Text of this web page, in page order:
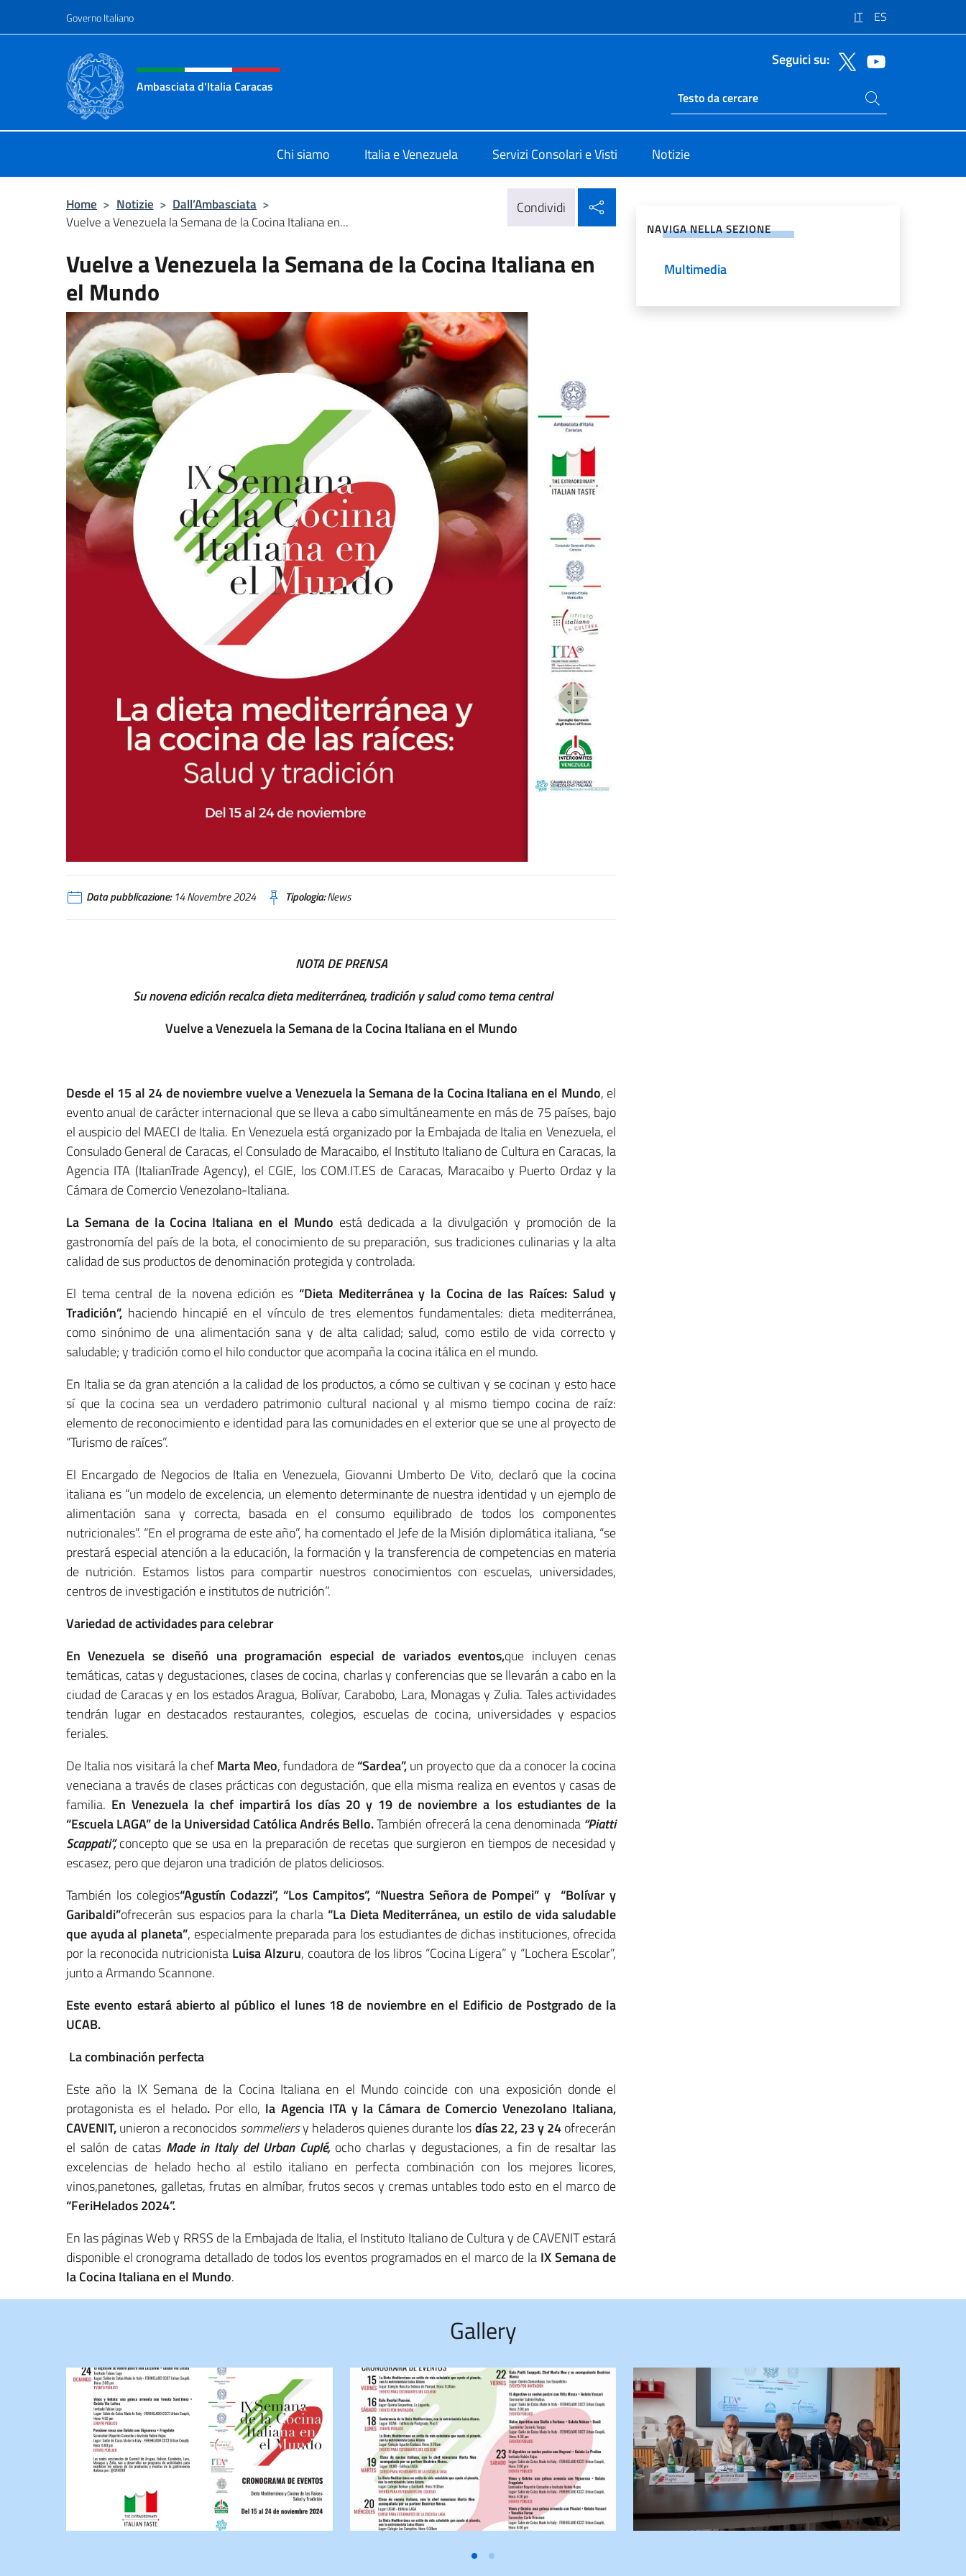
Governo Italiano IT ES
Intestazione sito, social e menù
Ambasciata d'Italia Caracas
Seguici su:
Ricerca sito live
Cerca nel sito
Chi siamo Italia e Venezuela Servizi Consolari e Visti Notizie
Home > Notizie > Dall’Ambasciata >
Vuelve a Venezuela la Semana de la Cocina Italiana en...
Condividi
Vuelve a Venezuela la Semana de la Cocina Italiana en
el Mundo
Data pubblicazione:14 Novembre 2024 Tipologia:News
NOTA DE PRENSA
Su novena edición recalca dieta mediterránea, tradición y salud como tema central
Vuelve a Venezuela la Semana de la Cocina Italiana en el Mundo
Desde el 15 al 24 de noviembre vuelve a Venezuela la Semana de la Cocina Italiana en el Mundo, el
evento anual de carácter internacional que se lleva a cabo simultáneamente en más de 75 países, bajo
el auspicio del MAECI de Italia. En Venezuela está organizado por la Embajada de Italia en Venezuela, el
Consulado General de Caracas, el Consulado de Maracaibo, el Instituto Italiano de Cultura en Caracas, la
Agencia ITA (ItalianTrade Agency), el CGIE, los COM.IT.ES de Caracas, Maracaibo y Puerto Ordaz y la
Cámara de Comercio Venezolano-Italiana.
La Semana de la Cocina Italiana en el Mundo está dedicada a la divulgación y promoción de la
gastronomía del país de la bota, el conocimiento de su preparación, sus tradiciones culinarias y la alta
calidad de sus productos de denominación protegida y controlada.
El tema central de la novena edición es “Dieta Mediterránea y la Cocina de las Raíces: Salud y
Tradición”, haciendo hincapié en el vínculo de tres elementos fundamentales: dieta mediterránea,
como sinónimo de una alimentación sana y de alta calidad; salud, como estilo de vida correcto y
saludable; y tradición como el hilo conductor que acompaña la cocina itálica en el mundo.
En Italia se da gran atención a la calidad de los productos, a cómo se cultivan y se cocinan y esto hace
sí que la cocina sea un verdadero patrimonio cultural nacional y al mismo tiempo cocina de raíz:
elemento de reconocimiento e identidad para las comunidades en el exterior que se une al proyecto de
“Turismo de raíces”.
El Encargado de Negocios de Italia en Venezuela, Giovanni Umberto De Vito, declaró que la cocina
italiana es “un modelo de excelencia, un elemento determinante de nuestra identidad y un ejemplo de
alimentación sana y correcta, basada en el consumo equilibrado de todos los componentes
nutricionales”. “En el programa de este año”, ha comentado el Jefe de la Misión diplomática italiana, “se
prestará especial atención a la educación, la formación y la transferencia de competencias en materia
de nutrición. Estamos listos para compartir nuestros conocimientos con escuelas, universidades,
centros de investigación e institutos de nutrición”.
Variedad de actividades para celebrar
En Venezuela se diseñó una programación especial de variados eventos,que incluyen cenas
temáticas, catas y degustaciones, clases de cocina, charlas y conferencias que se llevarán a cabo en la
ciudad de Caracas y en los estados Aragua, Bolívar, Carabobo, Lara, Monagas y Zulia. Tales actividades
tendrán lugar en destacados restaurantes, colegios, escuelas de cocina, universidades y espacios
feriales.
De Italia nos visitará la chefMarta Meo, fundadora de“Sardea”,un proyecto que da a conocer la cocina
veneciana a través de clases prácticas con degustación, que ella misma realiza en eventos y casas de
familia. En Venezuela la chef impartirá los días 20 y 19 de noviembre a los estudiantes de la
“Escuela LAGA” de la Universidad Católica Andrés Bello.También ofrecerá la cena denominada “Piatti
Scappati”,concepto que se usa en la preparación de recetas que surgieron en tiempos de necesidad y
escasez, pero que dejaron una tradición de platos deliciosos.
También los colegios“Agustín Codazzi”, “Los Campitos”, “Nuestra Señora de Pompei” y “Bolívar y
Garibaldi”ofrecerán sus espacios para la charla “La Dieta Mediterránea, un estilo de vida saludable
que ayuda al planeta”, especialmente preparada para los estudiantes de dichas instituciones, ofrecida
por la reconocida nutricionista Luisa Alzuru, coautora de los libros “Cocina Ligera” y “Lochera Escolar”,
junto a Armando Scannone.
Este evento estará abierto al público el lunes 18 de noviembre en el Edificio de Postgrado de la
UCAB.
La combinación perfecta
Este año la IX Semana de la Cocina Italiana en el Mundo coincide con una exposición donde el
protagonista es el helado. Por ello, la Agencia ITA y la Cámara de Comercio Venezolano Italiana,
CAVENIT,unieron a reconocidos sommeliersy heladeros quienes durante losdías 22, 23 y 24ofrecerán
el salón de catas Made in Italy del Urban Cuplé, ocho charlas y degustaciones, a fin de resaltar las
excelencias de helado hecho al estilo italiano en perfecta combinación con los mejores licores,
vinos,panetones, galletas, frutas en almíbar, frutos secos y cremas untables todo esto en el marco de
“FeriHelados 2024”.
En las páginas Web y RRSS de la Embajada de Italia, el Instituto Italiano de Cultura y de CAVENIT estará
disponible el cronograma detallado de todos los eventos programados en el marco de la IX Semana de
la Cocina Italiana en el Mundo.
NAVIGA NELLA SEZIONE
Multimedia
Gallery